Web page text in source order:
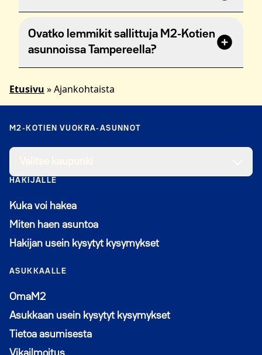
asuntotarve on edelleen ajankohtainen,
hakemus tulee uusia. Hakemusta voi myös
päivittää sen voimassaoloaikana, mikäli
elämäntilanteessa tapahtuu muutoksia.
M2-Kotien asuntojen vakuus on
Luottotietomerkintöjen tapauksessa vakuus
voi tapauskohtaisesti olla 1 – 3 kuukauden
vuokra.
Ovatko lemmikit sallittuja M2-Kotien
asunnoissa Tampereella?
Kyllä. Lemmikit ovat tervetulleita M2-Kotien
asuntoihin.
Etusivu »Ajankohtaista
M2-KOTIEN VUOKRA-ASUNNOT
HAKIJALLE
Kuka voi hakea
Miten haen asuntoa
Hakijan usein kysytyt kysymykset
ASUKKAALLE
OmaM2Avautuu uuteen ikkunaan
Asukkaan usein kysytyt kysymykset
Tietoa asumisesta
Vikailmoitus